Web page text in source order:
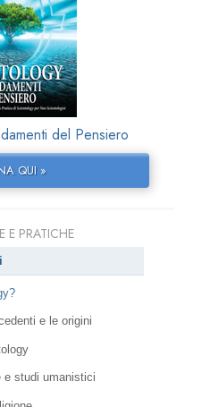
del Pensiero
QUI »
E PRATICHE
e le origini
e studi umanistici